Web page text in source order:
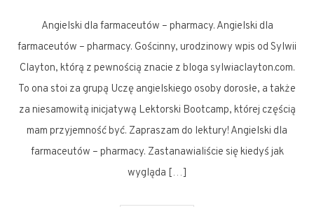
dla
farmaceutów
–
Angielski dla farmaceutów – pharmacy. Angielski dla
farmaceutów – pharmacy. Gościnny, urodzinowy wpis od Sylwii
Clayton, którą z pewnością znacie z bloga sylwiaclayton.com.
To ona stoi za grupą Uczę angielskiego osoby dorosłe, a także
za niesamowitą inicjatywą Lektorski Bootcamp, której częścią
mam przyjemność być. Zapraszam do lektury! Angielski dla
farmaceutów – pharmacy. Zastanawialiście się kiedyś jak
wygląda […]